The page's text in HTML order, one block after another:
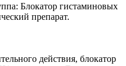
Блокатор гистаминовых
препарат.
действия, блокатор